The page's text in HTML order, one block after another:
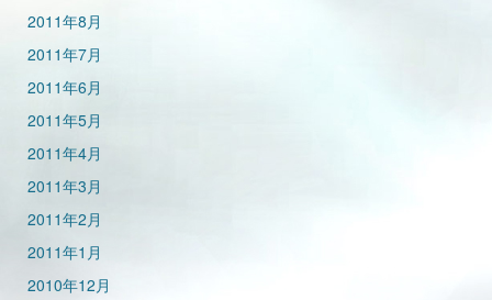
2011年8月
2011年7月
2011年6月
2011年5月
2011年4月
2011年3月
2011年2月
2011年1月
2010年12月